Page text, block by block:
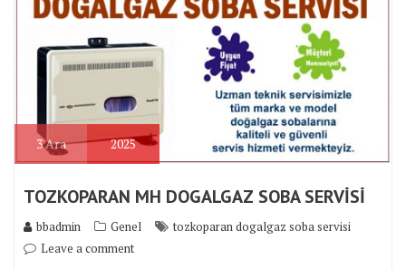
3Ara 2025
TOZKOPARAN MH DOGALGAZ SOBA SERVİSİ
bbadmin Genel
tozkoparan dogalgaz soba servisi
Leave a comment